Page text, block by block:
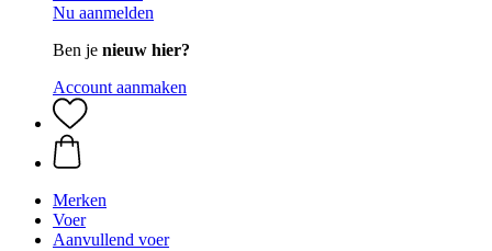
Nu aanmelden
Ben je nieuw hier?
Account aanmaken
Merken
Voer
Aanvullend voer